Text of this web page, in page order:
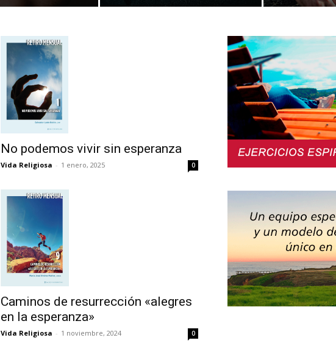
No podemos vivir sin esperanza
Vida Religiosa - 1 enero, 2025 0
Caminos de resurrección «alegres
en la esperanza»
Vida Religiosa - 1 noviembre, 2024 0